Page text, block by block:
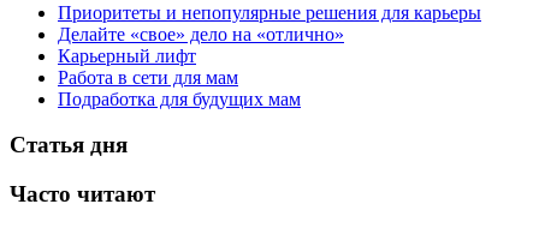
Приоритеты и непопулярные решения для карьеры
Делайте «свое» дело на «отлично»
Карьерный лифт
Работа в сети для мам
Подработка для будущих мам
Статья дня
Часто читают